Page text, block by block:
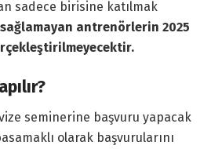
sadece birisine katılmak
sağlamayan antrenörlerin 2025
seminerine başvuru yapacak
olarak başvurularını